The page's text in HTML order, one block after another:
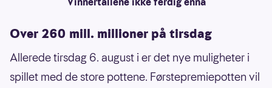
Over 260 mill. millioner på tirsdag
Allerede tirsdag 6. august i er det nye muligheter i
spillet med de store pottene. Førstepremiepotten vil